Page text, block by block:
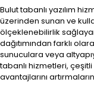
Bulut tabanlı yazılım
üzerinden sunan ve
ölçeklenebilirlik
dağıtımından farklı
sunuculara veya
tabanlı hizmetleri,
avantajlarını